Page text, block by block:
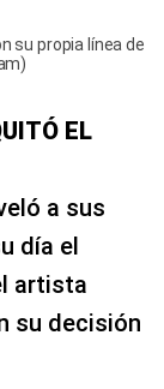
su propia línea de
EL
a sus
día el
artista
su decisión